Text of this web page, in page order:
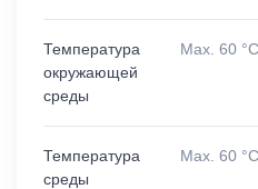
Температура
окружающей
среды
Max. 60 °C
Температура
среды
Max. 60 °C